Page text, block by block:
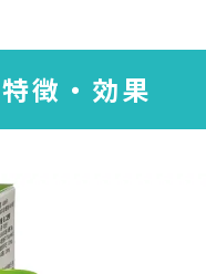
特徴・効果